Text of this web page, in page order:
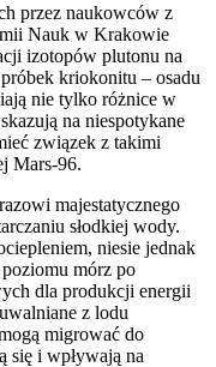
przez naukowców z
Nauk w Krakowie
izotopów plutonu na
kriokonitu – osadu
nie tylko różnice w
na niespotykane
związek z takimi
Mars-96.
majestatycznego
słodkiej wody.
niesie jednak
mórz po
dla produkcji energii
z lodu
migrować do
się i wpływają na